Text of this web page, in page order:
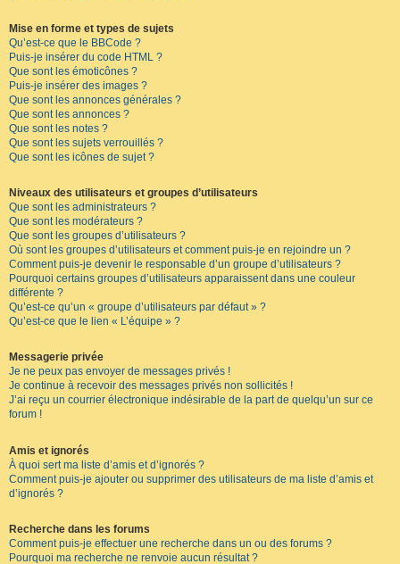
Mise en forme et types de sujets
Qu’est-ce que le BBCode ?
Puis-je insérer du code HTML ?
Que sont les émoticônes ?
Puis-je insérer des images ?
Que sont les annonces générales ?
Que sont les annonces ?
Que sont les notes ?
Que sont les sujets verrouillés ?
Que sont les icônes de sujet ?
Niveaux des utilisateurs et groupes d’utilisateurs
Que sont les administrateurs ?
Que sont les modérateurs ?
Que sont les groupes d’utilisateurs ?
Où sont les groupes d’utilisateurs et comment puis-je en rejoindre un ?
Comment puis-je devenir le responsable d’un groupe d’utilisateurs ?
Pourquoi certains groupes d’utilisateurs apparaissent dans une couleur
différente ?
Qu’est-ce qu’un « groupe d’utilisateurs par défaut » ?
Qu’est-ce que le lien « L’équipe » ?
Messagerie privée
Je ne peux pas envoyer de messages privés !
Je continue à recevoir des messages privés non sollicités !
J’ai reçu un courrier électronique indésirable de la part de quelqu’un sur ce
forum !
Amis et ignorés
À quoi sert ma liste d’amis et d’ignorés ?
Comment puis-je ajouter ou supprimer des utilisateurs de ma liste d’amis et
d’ignorés ?
Recherche dans les forums
Comment puis-je effectuer une recherche dans un ou des forums ?
Pourquoi ma recherche ne renvoie aucun résultat ?